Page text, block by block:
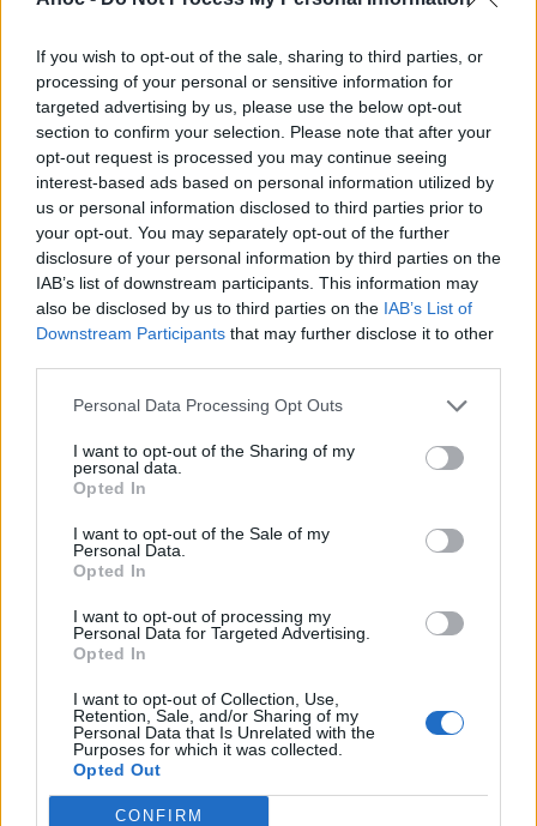
If you wish to opt-out of the sale, sharing to third parties, or
processing of your personal or sensitive information for
targeted advertising by us, please use the below opt-out
section to confirm your selection. Please note that after your
opt-out request is processed you may continue seeing
interest-based ads based on personal information utilized by
us or personal information disclosed to third parties prior to
your opt-out. You may separately opt-out of the further
disclosure of your personal information by third parties on the
IAB’s list of downstream participants. This information may
also be disclosed by us to third parties on the IAB’s List of
Downstream Participants that may further disclose it to other
Personal Data Processing Opt Outs
I want to opt-out of the Sharing of my
personal data.
Opted In
I want to opt-out of the Sale of my
Personal Data.
Opted In
I want to opt-out of processing my
Personal Data for Targeted Advertising.
Opted In
I want to opt-out of Collection, Use,
Retention, Sale, and/or Sharing of my
Personal Data that Is Unrelated with the
Purposes for which it was collected.
Opted Out
CONFIRM
santé, à consommer avec modération.
INFORMATIONS PRATIQUES
DATES ET HORAIRES
Prochains jours
Dimanche : de 15h à 0h
Lundi : de 17h à 1h
Mardi : de 17h à 1h
Mercredi : de 17h à 1h
Jeudi : de 17h à 1h
Vendredi : de 17h à 1h
Samedi : de 14h à 0h
The Shakespeare
34000 Montpellier
TARIFS
à partir de : 5€
À partir de 18 ans
www.shakespearepub.fr